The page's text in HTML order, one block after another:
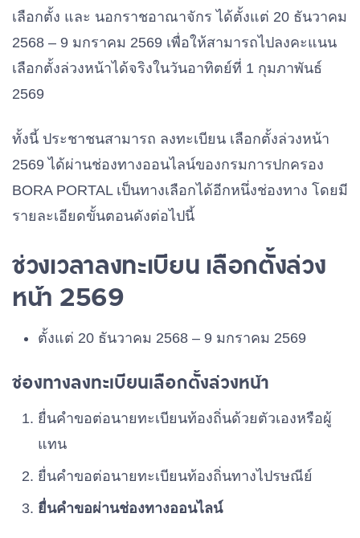
เลือกตั้ง และ นอกราชอาณาจักร ได้ตั้งแต่ 20 ธันวาคม
2568 – 9 มกราคม 2569 เพื่อให้สามารถไปลงคะแนน
เลือกตั้งล่วงหน้าได้จริงในวันอาทิตย์ที่ 1 กุมภาพันธ์
2569
ทั้งนี้ ประชาชนสามารถ ลงทะเบียน เลือกตั้งล่วงหน้า
2569 ได้ผ่านช่องทางออนไลน์ของกรมการปกครอง
BORA PORTAL เป็นทางเลือกได้อีกหนึ่งช่องทาง โดยมี
รายละเอียดขั้นตอนดังต่อไปนี้
ช่วงเวลาลงทะเบียน เลือกตั้งล่วง
หน้า 2569
ตั้งแต่ 20 ธันวาคม 2568 – 9 มกราคม 2569
ช่องทางลงทะเบียนเลือกตั้งล่วงหน้า
ยื่นคำขอต่อนายทะเบียนท้องถิ่นด้วยตัวเองหรือผู้
แทน
ยื่นคำขอต่อนายทะเบียนท้องถิ่นทางไปรษณีย์
ยื่นคำขอผ่านช่องทางออนไลน์